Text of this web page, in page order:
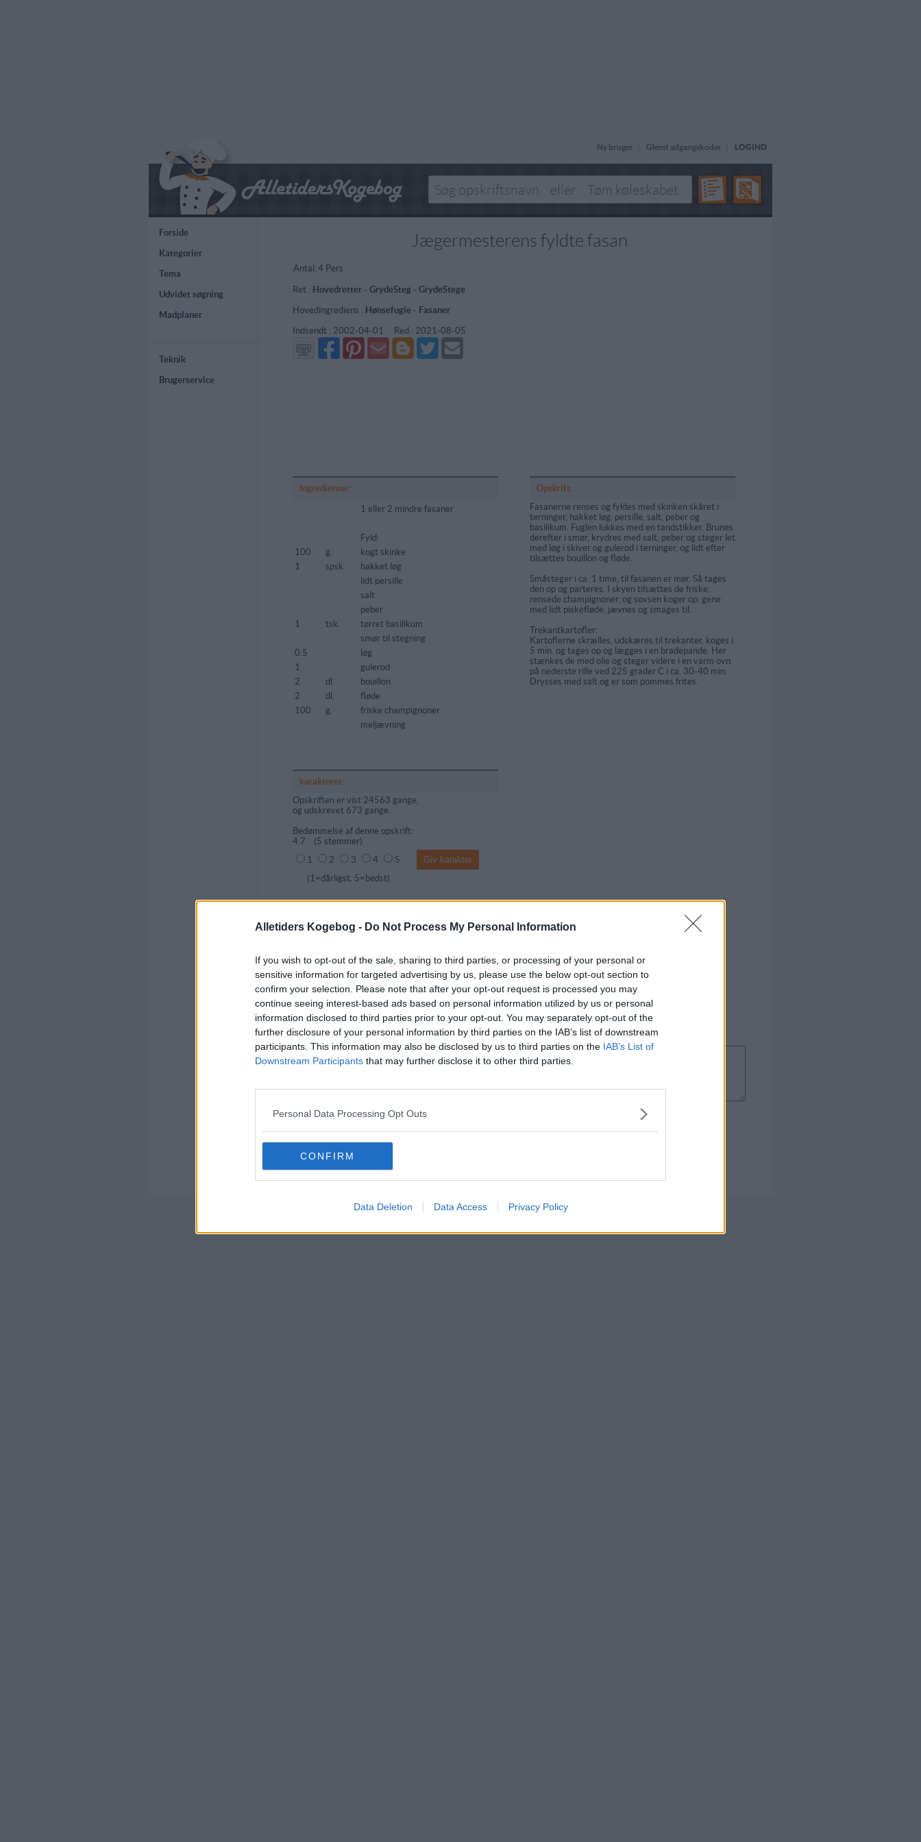
Alletiders Kogebog - Do Not Process My Personal Information
If you wish to opt-out of the sale, sharing to third parties, or processing of your personal or
sensitive information for targeted advertising by us, please use the below opt-out section to
confirm your selection. Please note that after your opt-out request is processed you may
continue seeing interest-based ads based on personal information utilized by us or personal
information disclosed to third parties prior to your opt-out. You may separately opt-out of the
further disclosure of your personal information by third parties on the IAB’s list of downstream
participants. This information may also be disclosed by us to third parties on the IAB’s List of
Downstream Participants that may further disclose it to other third parties.
Personal Data Processing Opt Outs
CONFIRM
Data Deletion Data Access Privacy Policy
Ny bruger Glemt adgangskoder LOGIND
Forside
Kategorier
Tema
Udvidet søgning
Madplaner
Teknik
Brugerservice
Jægermesterens fyldte fasan
Antal: 4 Pers.
Ret : Hovedretter- GrydeSteg - GrydeStege
Hovedingrediens : Hønsefugle- Fasaner
Indsendt : 2002-04-01 Red : 2021-08-05
Del
på
Facebook
Del
på
Pinterest
Send
via
GMail
Del
på
Blogger
Del
på
Twitter
Send
mail
Ingredienser:
1 eller 2 mindre fasaner
Fyld:
100
g.
kogt skinke
1
spsk.
hakket løg
lidt persille
salt
peber
1
tsk.
tørret basilikum
smør til stegning
0.5
løg
1
gulerod
2
dl.
bouillon
2
dl.
fløde
100
g.
friske champignoner
meljævning
Opskrift:
Fasanerne renses og fyldes med skinken skåret i
terninger, hakket løg, persille, salt, peber og
basilikum. Fuglen lukkes med en tandstikker. Brunes
derefter i smør, krydres med salt, peber og steger let
med løg i skiver og gulerod i terninger, og lidt efter
tilsættes bouillon og fløde.
Småsteger i ca. 1 time, til fasanen er mør. Så tages
den op og parteres. I skyen tilsættes de friske,
rensede champignoner, og sovsen koger op, gene
med lidt piskefløde, jævnes og smages til.
Trekantkartofler:
Kartoflerne skrælles, udskæres til trekanter, koges i
5 min. og tages op og lægges i en bradepande. Her
stænkes de med olie og steger videre i en varm ovn
på nederste rille ved 225 grader C i ca. 30-40 min.
Drysses med salt og er som pommes frites.
karakterer:
Opskriften er vist 24563 gange,
og udskrevet 673 gange.
Bedømmelse af denne opskrift:
4.7 (5 stemmer)
1
2 3 4
5
(1=dårligst, 5=bedst)
Kommentar fra:
Kommentar:
Kommentaren skal godkendes før den bliver synlig
Kommentarer
Der er ikke tilføjet nogen kommentar til denne opskrift endnu
Privatlivspolitik Kontakt - Om os - Copyright © Alletiders Kogebog